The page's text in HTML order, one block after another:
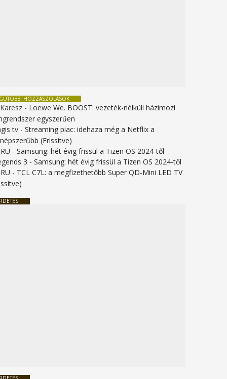
HOZZÁSZÓLÁSOK
- Loewe We. BOOST: vezeték-nélküli házimozi
egyszerűen
tv -Streaming piac: idehaza még a Netflix a
(Frissítve)
-Samsung: hét évig frissül a Tizen OS 2024-től
3 -Samsung: hét évig frissül a Tizen OS 2024-től
- TCL C7L: a megfizethetőbb Super QD-Mini LED TV